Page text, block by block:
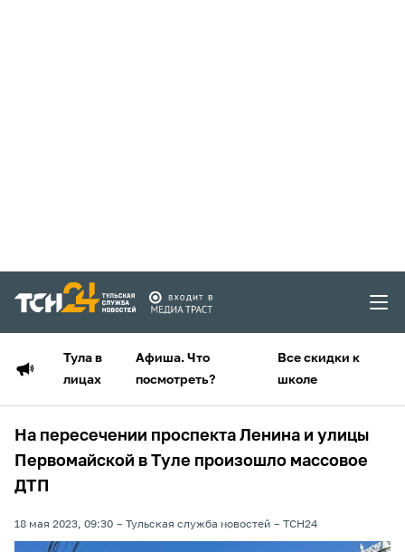
Тула в
лицах
Афиша. Что
посмотреть?
Все скидки к
школе
На пересечении проспекта Ленина и улицы
Первомайской в Туле произошло массовое
ДТП
18 мая 2023, 09:30 Тульская служба новостей ТСН24